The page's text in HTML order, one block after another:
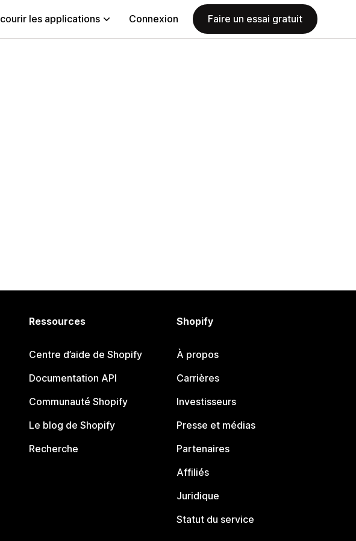
les applications Connexion Faire un essai gratuit
Ressources
Centre d’aide de Shopify
Documentation API
Communauté Shopify
Le blog de Shopify
Recherche
Shopify
À propos
Carrières
Investisseurs
Presse et médias
Partenaires
Affiliés
Juridique
Statut du service